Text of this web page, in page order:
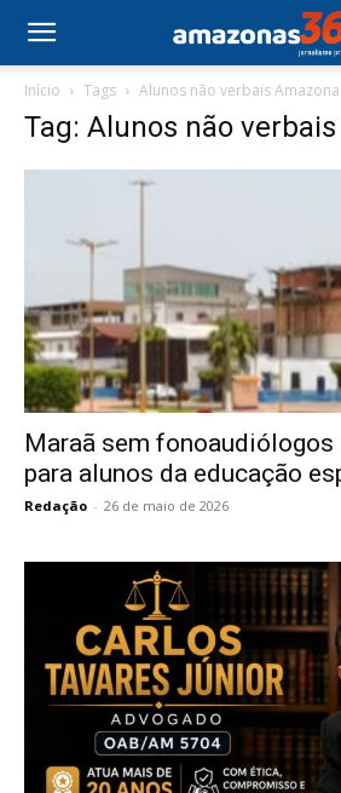
Início Tags Alunos não verbais
Tag: Alunos não
Maraã sem
para alunos da educação
Redação - 26 de maio de 2026